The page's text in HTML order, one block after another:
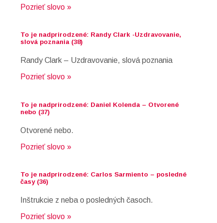
Pozrieť slovo »
To je nadprirodzené: Randy Clark -Uzdravovanie,
slová poznania (38)
Randy Clark – Uzdravovanie, slová poznania
Pozrieť slovo »
To je nadprirodzené: Daniel Kolenda – Otvorené
nebo (37)
Otvorené nebo.
Pozrieť slovo »
To je nadprirodzené: Carlos Sarmiento – posledné
časy (36)
Inštrukcie z neba o posledných časoch.
Pozrieť slovo »